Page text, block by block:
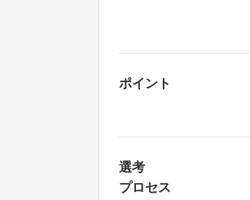
ポイント
選考
プロセス